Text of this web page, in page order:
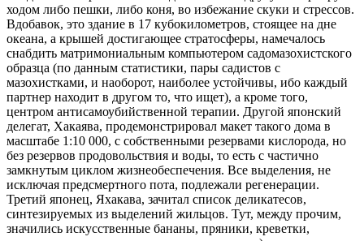
ходом либо пешки, либо коня, во избежание скуки и стрессов.
Вдобавок, это здание в 17 кубокилометров, стоящее на дне
океана, а крышей достигающее стратосферы, намечалось
снабдить матримониальным компьютером садомазохистского
образца (по данным статистики, пары садистов с
мазохистками, и наоборот, наиболее устойчивы, ибо каждый
партнер находит в другом то, что ищет), а кроме того,
центром антисамоубийственной терапии. Другой японский
делегат, Хакаява, продемонстрировал макет такого дома в
масштабе 1:10 000, с собственными резервами кислорода, но
без резервов продовольствия и воды, то есть с частично
замкнутым циклом жизнеобеспечения. Все выделения, не
исключая предсмертного пота, подлежали регенерации.
Третий японец, Яхакава, зачитал список деликатесов,
синтезируемых из выделений жильцов. Тут, между прочим,
значились искусственные бананы, пряники, креветки,